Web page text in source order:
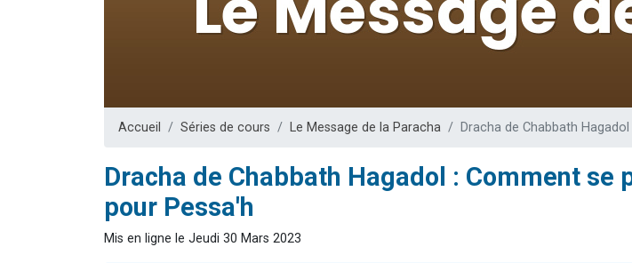
2 personnes viennent de nous rejoindre sur WhatsApp
2 personnes viennent de nous rejoindre sur WhatsApp
Accueil Séries de cours Le Message de la Paracha Dracha de Chabbath
Dracha de Chabbath Hagadol : Comment se
pour Pessa'h
Mis en ligne le Jeudi 30 Mars 2023